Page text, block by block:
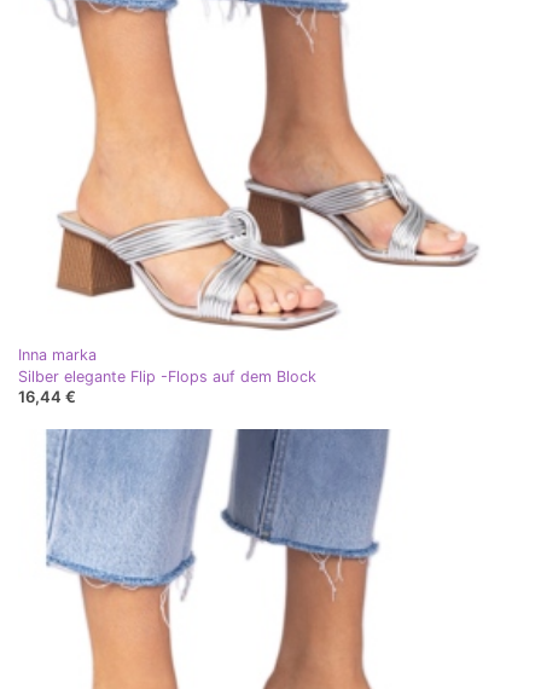
Inna marka
Silber elegante Flip -Flops auf dem Block
16,44 €